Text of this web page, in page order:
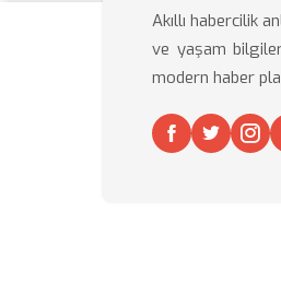
Akıllı habercilik
ve yaşam
modern haber